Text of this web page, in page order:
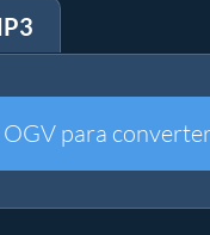
para